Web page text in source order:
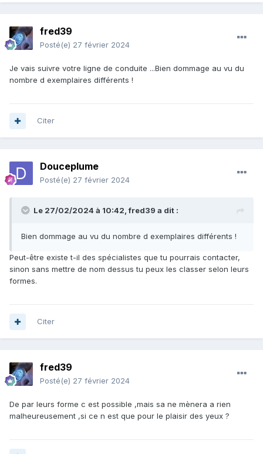
fred39
Posté(e) 27 février 2024
Je vais suivre votre ligne de conduite ...Bien dommage au vu du
nombre d exemplaires différents !
Citer
Douceplume
Posté(e) 27 février 2024
Le 27/02/2024 à 10:42,fred39 a dit :
Bien dommage au vu du nombre d exemplaires différents !
Peut-être existe t-il des spécialistes que tu pourrais contacter,
sinon sans mettre de nom dessus tu peux les classer selon leurs
formes.
Citer
fred39
Posté(e) 27 février 2024
De par leurs forme c est possible ,mais sa ne mènera a rien
malheureusement ,si ce n est que pour le plaisir des yeux ?